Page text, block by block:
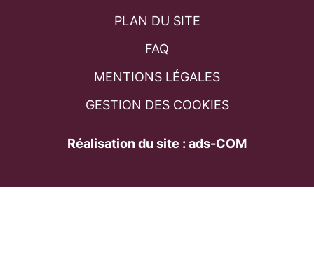
PLAN DU SITE
FAQ
MENTIONS LÉGALES
GESTION DES COOKIES
Réalisation du site : ads-COM